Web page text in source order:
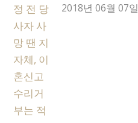
2018년 06월 07일